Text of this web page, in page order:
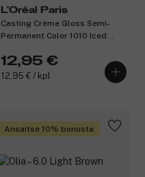
L'Oréal Paris
Casting Crème Gloss Semi-
Permanent Color 1010 Iced
12,95 €
12,95 € / kpl
Ansaitse 10% bonusta